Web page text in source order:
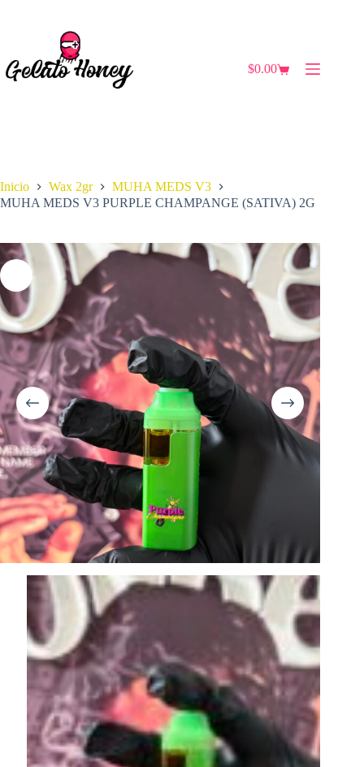
Carro
$0.00
Inicio Wax 2gr
MUHA MEDS V3
MUHA MEDS V3 PURPLE CHAMPANGE (SATIVA) 2G